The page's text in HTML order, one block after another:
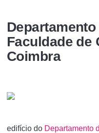
Faculdade de
Coimbra
edifício do Departamento